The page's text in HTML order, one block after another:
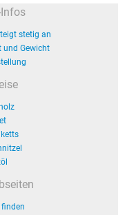
stetig an
und Gewicht
finden